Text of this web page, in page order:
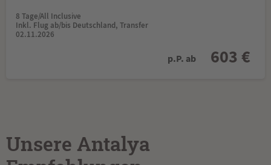
8 Tage/All Inclusive
Inkl. Flug ab/bis Deutschland, Transfer
02.11.2026
p.P. ab 603 €
Unsere Antalya